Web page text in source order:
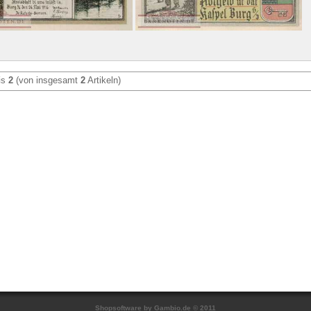
2 (von insgesamt 2 Artikeln)
Shopsoftware by Gambio.de © 2011